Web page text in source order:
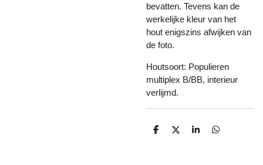
bevatten. Tevens kan de
werkelijke kleur van het
hout enigszins afwijken van
de foto.
Houtsoort: Populieren
multiplex B/BB, interieur
verlijmd.
D
D
S
D